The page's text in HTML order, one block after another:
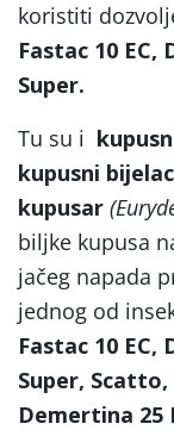
koristiti
Fastac 10 EC,
Super.
Tu su i
kupusni bijelac
kupusar
biljke kupusa
jačeg napada
jednog od
Fastac 10 EC,
Super,
Demertina 25